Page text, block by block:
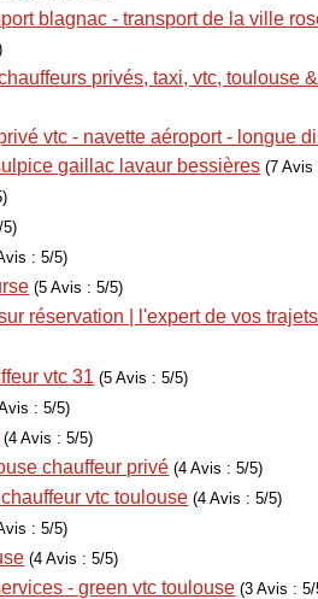
blagnac - transport de la ville
privés, taxi, vtc, toulouse
vtc - navette aéroport - longue
gaillac lavaur bessières (7 Avis
5)
: 5/5)
(5 Avis : 5/5)
réservation | l'expert de vos trajets
vtc 31 (5 Avis : 5/5)
: 5/5)
(4 Avis : 5/5)
chauffeur privé (4 Avis : 5/5)
vtc toulouse (4 Avis : 5/5)
: 5/5)
(4 Avis : 5/5)
- green vtc toulouse (3 Avis : 5/